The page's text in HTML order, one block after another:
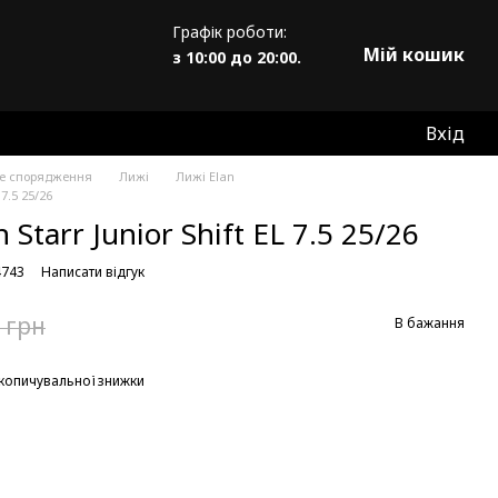
Графік роботи:
з 10:00 до 20:00.
Мій кошик
Вхід
спорядження Лижі
Лижі Elan
25/26
Starr Junior Shift EL 7.5 25/26
Написати відгук
грн В бажання
знижки